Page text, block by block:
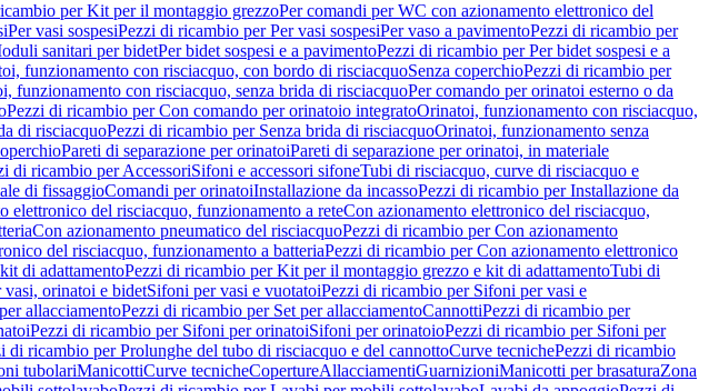
per Kit per il montaggio grezzoPer comandi per WC con azionamento elettronico del
Per vasi sospesiPezzi di ricambio per Per vasi sospesiPer vaso a pavimentoPezzi di ricambio per
sanitari per bidetPer bidet sospesi e a pavimentoPezzi di ricambio per Per bidet sospesi e a
funzionamento con risciacquo, con bordo di risciacquoSenza coperchioPezzi di ricambio per
funzionamento con risciacquo, senza brida di risciacquoPer comando per orinatoi esterno o da
Pezzi di ricambio per Con comando per orinatoio integratoOrinatoi, funzionamento con risciacquo,
di risciacquoPezzi di ricambio per Senza brida di risciacquoOrinatoi, funzionamento senza
Pareti di separazione per orinatoiPareti di separazione per orinatoi, in materiale
di ricambio per AccessoriSifoni e accessori sifoneTubi di risciacquo, curve di risciacquo e
di fissaggioComandi per orinatoiInstallazione da incassoPezzi di ricambio per Installazione da
elettronico del risciacquo, funzionamento a reteCon azionamento elettronico del risciacquo,
Con azionamento pneumatico del risciacquoPezzi di ricambio per Con azionamento
del risciacquo, funzionamento a batteriaPezzi di ricambio per Con azionamento elettronico
di adattamentoPezzi di ricambio per Kit per il montaggio grezzo e kit di adattamentoTubi di
orinatoi e bidetSifoni per vasi e vuotatoiPezzi di ricambio per Sifoni per vasi e
allacciamentoPezzi di ricambio per Set per allacciamentoCannottiPezzi di ricambio per
Pezzi di ricambio per Sifoni per orinatoiSifoni per orinatoioPezzi di ricambio per Sifoni per
di ricambio per Prolunghe del tubo di risciacquo e del cannottoCurve tecnichePezzi di ricambio
tubolariManicottiCurve tecnicheCopertureAllacciamentiGuarnizioniManicotti per brasaturaZona